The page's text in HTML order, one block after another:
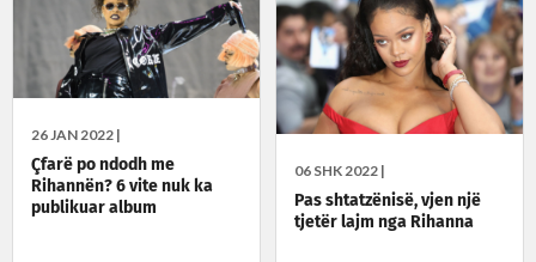
06 SHK 2022 |
Pas shtatzënisë, vjen një
tjetër lajm nga Rihanna
26 JAN 2022 |
Çfarë po ndodh me
Rihannën? 6 vite nuk ka
publikuar album